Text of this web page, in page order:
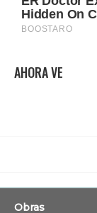
AHORA VE
Obras